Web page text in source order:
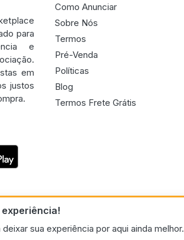
sua experiência por aqui ainda melhor.
para
e
em
justos
Como Anunciar
Sobre Nós
Termos
Pré-Venda
Políticas
Blog
Termos Frete Grátis
PORTAL ELETRONICO LTDA.